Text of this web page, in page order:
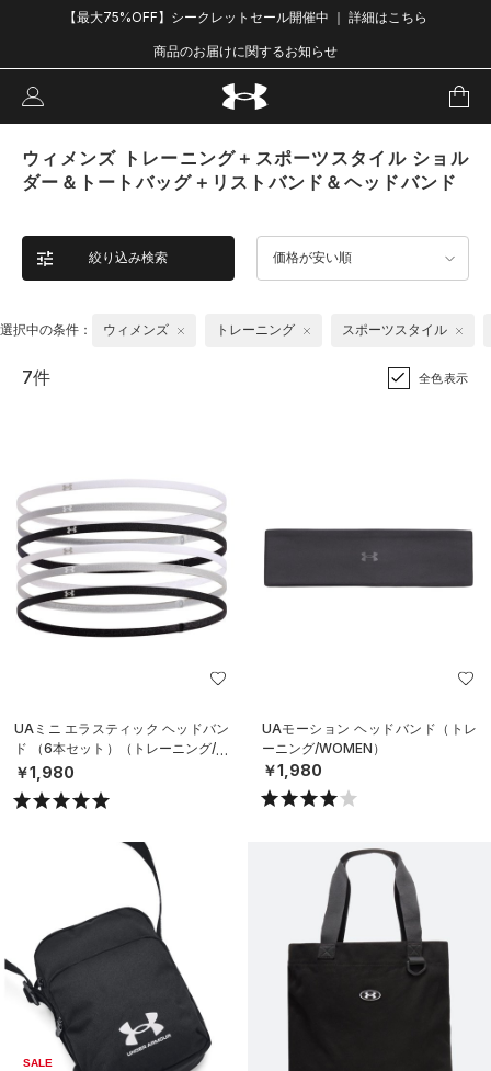
【最大75%OFF】シークレットセール開催中 ｜ 詳細はこちら
商品のお届けに関するお知らせ
ウィメンズ トレーニング＋スポーツスタイル ショル
ダー＆トートバッグ＋リストバンド＆ヘッドバンド
絞り込み検索 価格が安い順
選択中の条件： ウィメンズ トレーニング スポーツスタイル
7件 全色表示
UAミニ エラスティック ヘッドバン
ド （6本セット）（トレーニング/W
OMEN）
￥1,980
UAモーション ヘッドバンド（トレ
ーニング/WOMEN）
￥1,980
SALE